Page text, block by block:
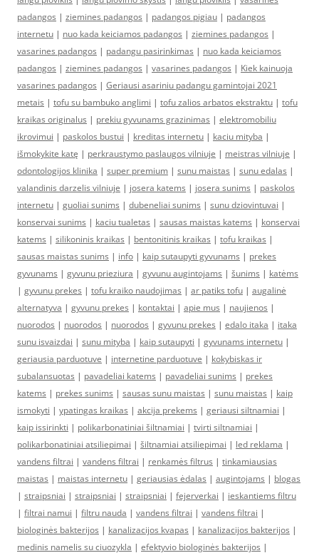
padangos | ziemines padangos | padangos pigiau | padangos
internetu | nuo kada keiciamos padangos | ziemines padangos |
vasarines padangos | padangu pasirinkimas | nuo kada keiciamos
padangos | ziemines padangos | vasarines padangos | Kiek kainuoja
vasarines padangos | Geriausi asariniu padangu gamintojai 2021
metais | tofu su bambuko anglimi | tofu zalios arbatos ekstraktu | tofu
kraikas originalus | prekiu gyvunams grazinimas | elektromobiliu
ikrovimui | paskolos bustui | kreditas internetu | kaciu mityba |
išmokykite katę | perkraustymo paslaugos vilniuje | meistras vilniuje |
odontologijos klinika | super premium | sunu maistas | sunu edalas |
valandinis darzelis vilniuje | josera katems | josera sunims | paskolos
internetu | guoliai sunims | dubeneliai sunims | sunu dziovintuvai |
konservai sunims | kaciu tualetas | sausas maistas katems | konservai
katems | silikoninis kraikas | bentonitinis kraikas | tofu kraikas |
sausas maistas sunims | info | kaip sutaupyti gyvunams | prekes
gyvunams | gyvunu prieziura | gyvunu augintojams | šunims | katėms
| gyvunu prekes | tofu kraiko naudojimas | ar patiks tofu | augalinė
alternatyva | gyvunu prekes | kontaktai | apie mus | naujienos |
nuorodos | nuorodos | nuorodos | gyvunu prekes | edalo itaka | itaka
sunu isvaizdai | sunu mityba | kaip sutaupyti | gyvunams internetu |
geriausia parduotuve | internetine parduotuve | kokybiskas ir
subalansuotas | pavadeliai katems | pavadeliai sunims | prekes
katems | prekes sunims | sausas sunu maistas | sunu maistas | kaip
ismokyti | ypatingas kraikas | akcija prekems | geriausi siltnamiai |
kaip issirinkti | polikarbonatiniai šiltnamiai | tvirti siltnamiai |
polikarbonatiniai atsiliepimai | šiltnamiai atsiliepimai | led reklama |
vandens filtrai | vandens filtrai | renkamės filtrus | tinkamiausias
maistas | maistas internetu | geriausias ėdalas | augintojams | blogas
| straipsniai | straipsniai | straipsniai | fejerverkai | ieskantiems filtru
| filtrai namui | filtru nauda | vandens filtrai | vandens filtrai |
biologinės bakterijos | kanalizacijos kvapas | kanalizacijos bakterijos |
medinis namelis su ciuozykla | efektyvio biologinės bakterijos |